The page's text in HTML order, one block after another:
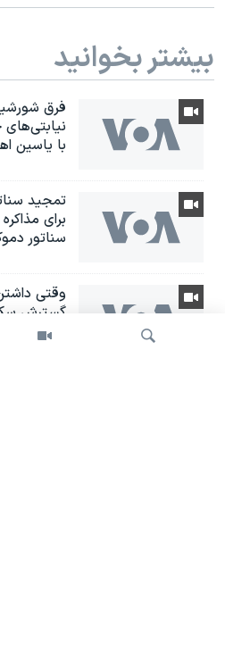
بیشتر بخوانید
فرق
با یاسین
تمجید
برای
سناتور
وقتی
گسترش
ایران